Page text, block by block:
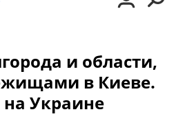
и области,
в Киеве.
Украине